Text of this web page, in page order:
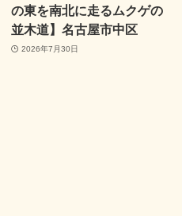
の東を南北に走るムクゲの
並木道】名古屋市中区
2026年7月30日